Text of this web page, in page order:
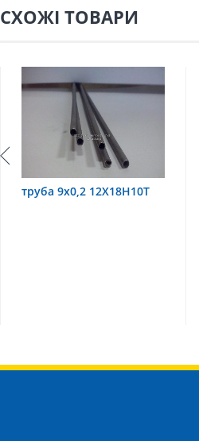
СХОЖІ ТОВАРИ
труба 75х1,5, 12Х18Н10Т